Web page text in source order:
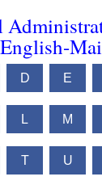
D E
L M
T U